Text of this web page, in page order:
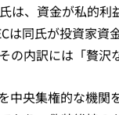
は、資金が私的
は同氏が投資家
の内訳には「贅沢
中央集権的な機関